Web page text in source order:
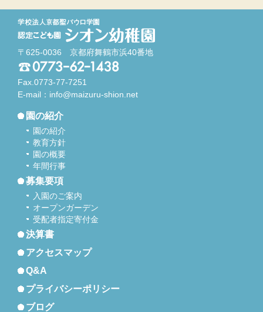
〒625-0036 京都府舞鶴市浜40番地
Fax.0773-77-7251
E-mail： info@maizuru-shion.net
園の紹介
園の紹介
教育方針
園の概要
年間行事
募集要項
入園のご案内
オープンガーデン
受配者指定寄付金
決算書
アクセスマップ
Q&A
プライバシーポリシー
ブログ